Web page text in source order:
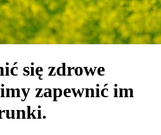
się zdrowe
zapewnić im